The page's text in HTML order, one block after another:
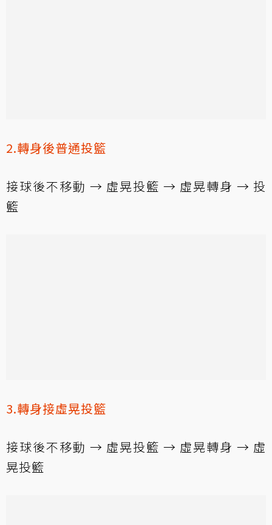
2.轉身後普通投籃
接球後不移動 → 虛晃投籃 → 虛晃轉身 → 投
籃
3.轉身接虛晃投籃
接球後不移動 → 虛晃投籃 → 虛晃轉身 → 虛
晃投籃